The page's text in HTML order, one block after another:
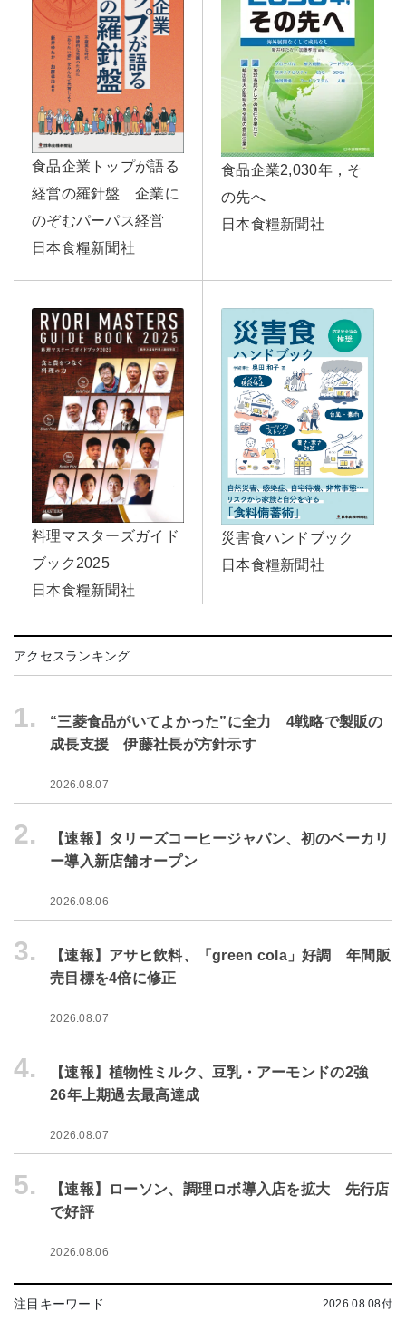
食品企業トップが語る
経営の羅針盤 企業に
のぞむパーパス経営
日本食糧新聞社
食品企業2,030年，そ
の先へ
日本食糧新聞社
料理マスターズガイド
ブック2025
日本食糧新聞社
災害食ハンドブック
日本食糧新聞社
アクセスランキング
1.
“三菱食品がいてよかった”に全力 4戦略で製販の
成長支援 伊藤社長が方針示す
2026.08.07
2.
【速報】タリーズコーヒージャパン、初のベーカリ
ー導入新店舗オープン
2026.08.06
3.
【速報】アサヒ飲料、「green cola」好調 年間販
売目標を4倍に修正
2026.08.07
4.
【速報】植物性ミルク、豆乳・アーモンドの2強
26年上期過去最高達成
2026.08.07
5.
【速報】ローソン、調理ロボ導入店を拡大 先行店
で好評
2026.08.06
注目キーワード 2026.08.08付